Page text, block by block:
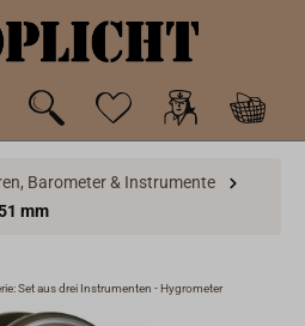
Barometer & Instrumente
mm
Set aus drei Instrumenten - Hygrometer